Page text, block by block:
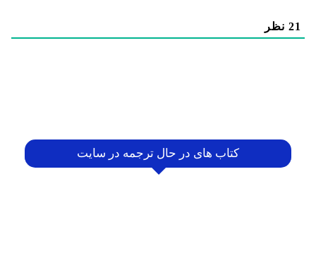
21 نظر
کتاب های در حال ترجمه در سایت